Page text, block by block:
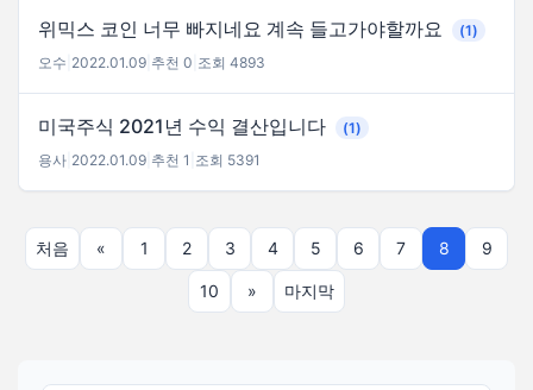
위믹스 코인 너무 빠지네요 계속 들고가야할까요
(1)
오수 2022.01.09 추천 0 조회 4893
미국주식 2021년 수익 결산입니다
(1)
용사 2022.01.09 추천 1 조회 5391
처음 « 1 2 3 4 5 6 7 8 9
10 » 마지막